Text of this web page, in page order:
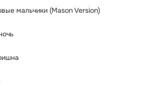
мальчики (Mason Version)